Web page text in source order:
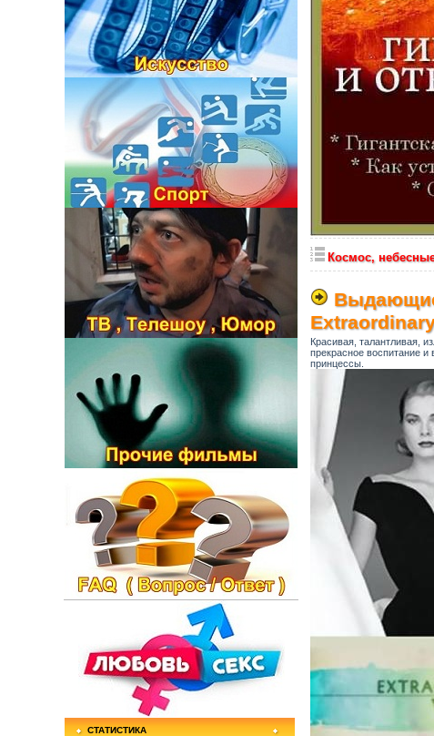
СТАТИСТИКА
Космос,
Красивая, талантливая,
прекрасное воспитание
принцессы.